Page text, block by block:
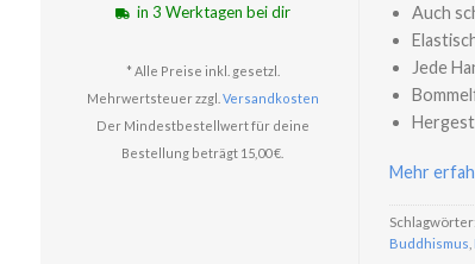
in 3 Werktagen bei dir
* Alle Preise inkl. gesetzl.
Mehrwertsteuer zzgl. Versandkosten
Der Mindestbestellwert für deine
Bestellung beträgt 15,00 €.
Auch
Jede
Mehr
Buddhismus